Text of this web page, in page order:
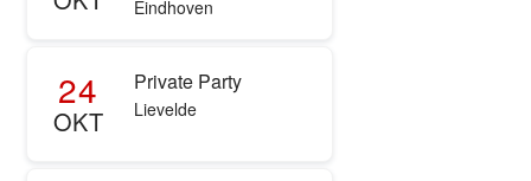
Eindhoven
24
OKT
Private Party
Lievelde